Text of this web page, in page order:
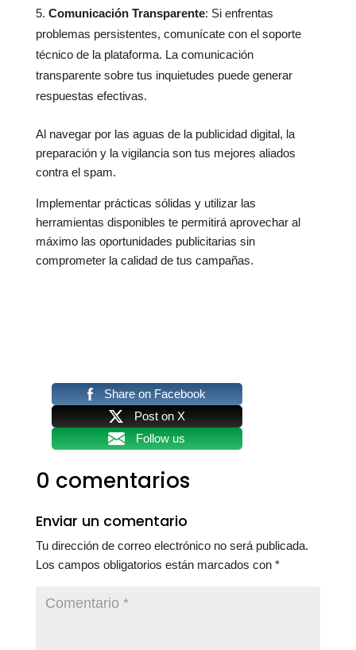
Comunicación Transparente: Si enfrentas
problemas persistentes, comunícate con el soporte
técnico de la plataforma. La comunicación
transparente sobre tus inquietudes puede generar
respuestas efectivas.
Al navegar por las aguas de la publicidad digital, la
preparación y la vigilancia son tus mejores aliados
contra el spam.
Implementar prácticas sólidas y utilizar las
herramientas disponibles te permitirá aprovechar al
máximo las oportunidades publicitarias sin
comprometer la calidad de tus campañas.
Share on Facebook
Post on X
Follow us
0 comentarios
Enviar un comentario
Tu dirección de correo electrónico no será publicada.
Los campos obligatorios están marcados con *